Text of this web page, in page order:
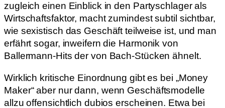
zugleich einen Einblick in den Partyschlager als
Wirtschaftsfaktor, macht zumindest subtil sichtbar,
wie sexistisch das Geschäft teilweise ist, und man
erfährt sogar, inweifern die Harmonik von
Ballermann-Hits der von Bach-Stücken ähnelt.
Wirklich kritische Einordnung gibt es bei „Money
Maker“ aber nur dann, wenn Geschäftsmodelle
allzu offensichtlich dubios erscheinen. Etwa bei